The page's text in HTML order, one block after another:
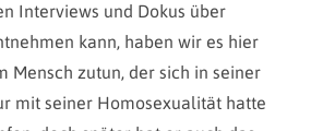
Interviews und Dokus über
kann, haben wir es hier
Mensch zutun, der sich in seiner
mit seiner Homosexualität hatte